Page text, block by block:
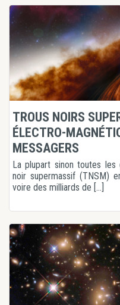
TROUS NOIRS
ÉLECTRO-
MESSAGERS
La plupart sinon toutes les
noir supermassif (TNSM)
voire des milliards de [...]